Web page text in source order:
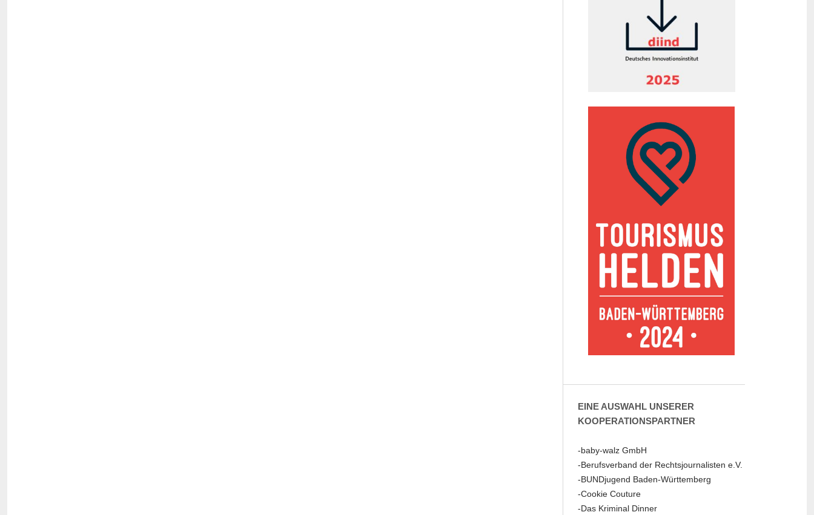
EINE AUSWAHL UNSERER
KOOPERATIONSPARTNER
-baby-walz GmbH
-Berufsverband der Rechtsjournalisten e.V.
-BUNDjugend Baden-Württemberg
-Cookie Couture
-Das Kriminal Dinner